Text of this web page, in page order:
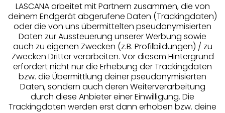
Services
Beratung
LASCANA arbeitet mit Partnern zusammen, die von
deinem Endgerät abgerufene Daten (Trackingdaten)
oder die von uns übermittelten pseudonymisierten
Daten zur Aussteuerung unserer Werbung sowie
auch zu eigenen Zwecken (z.B. Profilbildungen) / zu
Zwecken Dritter verarbeiten. Vor diesem Hintergrund
erfordert nicht nur die Erhebung der Trackingdaten
bzw. die Übermittlung deiner pseudonymisierten
Daten, sondern auch deren Weiterverarbeitung
durch diese Anbieter einer Einwilligung. Die
Trackingdaten werden erst dann erhoben bzw. deine